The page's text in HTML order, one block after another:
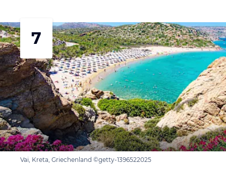
7
Vai, Kreta, Griechenland ©getty-1396522025